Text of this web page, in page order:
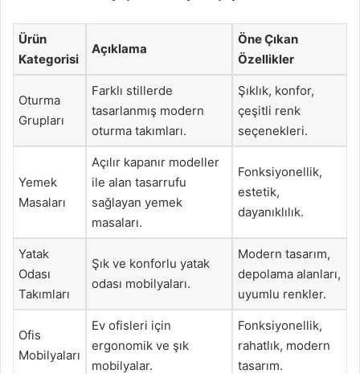
Ürün
Kategorisi
Açıklama
Öne Çıkan
Özellikler
Oturma
Grupları
Farklı stillerde
tasarlanmış modern
oturma takımları.
Şıklık, konfor,
çeşitli renk
seçenekleri.
Yemek
Masaları
Açılır kapanır modeller
ile alan tasarrufu
sağlayan yemek
masaları.
Fonksiyonellik,
estetik,
dayanıklılık.
Yatak
Odası
Takımları
Şık ve konforlu yatak
odası mobilyaları.
Modern tasarım,
depolama alanları,
uyumlu renkler.
Ofis
Mobilyaları
Ev ofisleri için
ergonomik ve şık
mobilyalar.
Fonksiyonellik,
rahatlık, modern
tasarım.